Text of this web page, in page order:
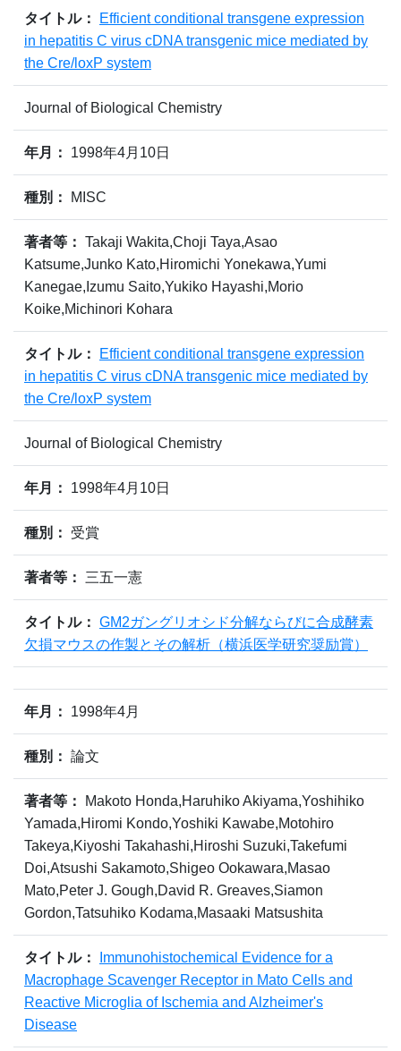
タイトル：
Efficient conditional transgene expression
in hepatitis C virus cDNA transgenic mice mediated by
the Cre/loxP system
Journal of Biological Chemistry
年月： 1998年4月10日
種別： MISC
著者等： Takaji Wakita,Choji Taya,Asao
Katsume,Junko Kato,Hiromichi Yonekawa,Yumi
Kanegae,Izumu Saito,Yukiko Hayashi,Morio
Koike,Michinori Kohara
タイトル：
Efficient conditional transgene expression
in hepatitis C virus cDNA transgenic mice mediated by
the Cre/loxP system
Journal of Biological Chemistry
年月： 1998年4月10日
種別： 受賞
著者等： 三五一憲
タイトル： GM2ガングリオシド分解ならびに合成酵素
欠損マウスの作製とその解析（横浜医学研究奨励賞）
年月： 1998年4月
種別： 論文
著者等：
Makoto Honda,Haruhiko Akiyama,Yoshihiko
Yamada,Hiromi Kondo,Yoshiki Kawabe,Motohiro
Takeya,Kiyoshi Takahashi,Hiroshi Suzuki,Takefumi
Doi,Atsushi Sakamoto,Shigeo Ookawara,Masao
Mato,Peter J. Gough,David R. Greaves,Siamon
Gordon,Tatsuhiko Kodama,Masaaki Matsushita
タイトル：
Immunohistochemical Evidence for a
Macrophage Scavenger Receptor in Mato Cells and
Reactive Microglia of Ischemia and Alzheimer's
Disease